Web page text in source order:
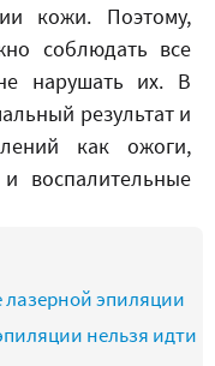
кожи. Поэтому,
соблюдать все
нарушать их. В
результат и
как ожоги,
воспалительные
лазерной эпиляции
нельзя идти